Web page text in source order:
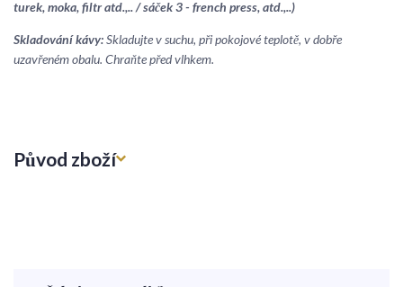
turek, moka, filtr atd.,.. / sáček 3 - french press, atd.,..)
Skladování kávy:Skladujte v suchu, při pokojové teplotě, v dobře
uzavřeném obalu. Chraňte před vlhkem.
Původ zboží